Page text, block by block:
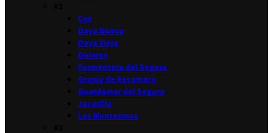
Cox
Daya Nueva
Daya Vieja
Dolores
Formentera del Segura
Granja de Rocamora
Guardamar del Segura
Jacarilla
Los Montesinos